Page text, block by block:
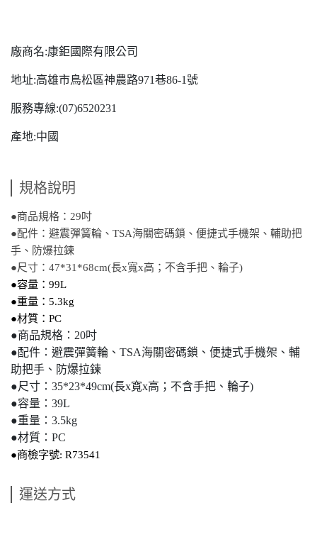
廠商名:康鉅國際有限公司
地址:高雄市鳥松區神農路971巷86-1號
服務專線:(07)6520231
產地:中國
規格說明
●商品規格：29吋
●配件： 避震彈簧輪、TSA海關密碼鎖、便捷式手機架、輔助把
手、防爆拉鍊
●尺寸： 47*31*68cm(長x寬x高；不含手把、輪子)
●容量：99L
●重量：5.3kg
●材質：PC
●商品規格：20吋
●配件：避震彈簧輪、TSA海關密碼鎖、便捷式手機架、輔
助把手、防爆拉鍊
●尺寸：35*23*49cm(長x寬x高；不含手把、輪子)
●容量：39L
●重量：3.5kg
●材質：PC
●商檢字號: R73541
運送方式